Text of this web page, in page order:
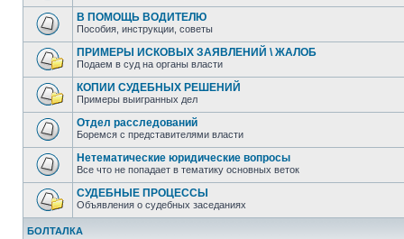
В ПОМОЩЬ ВОДИТЕЛЮ
Пособия, инструкции, советы
ПРИМЕРЫ ИСКОВЫХ ЗАЯВЛЕНИЙ \ ЖАЛОБ
Подаем в суд на органы власти
КОПИИ СУДЕБНЫХ РЕШЕНИЙ
Примеры выигранных дел
Отдел расследований
Боремся с представителями власти
Нетематические юридические вопросы
Все что не попадает в тематику основных веток
СУДЕБНЫЕ ПРОЦЕССЫ
Объявления о судебных заседаниях
БОЛТАЛКА